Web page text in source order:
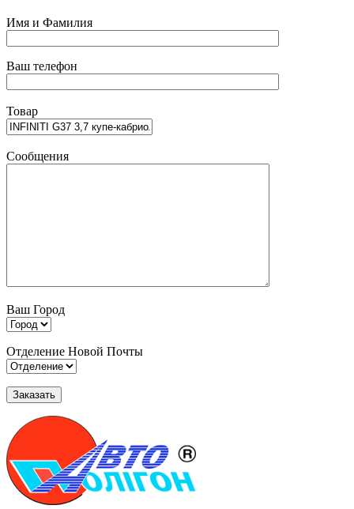
Имя и Фамилия
Ваш телефон
Товар
Сообщения
Ваш Город
Отделение Новой Почты